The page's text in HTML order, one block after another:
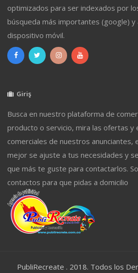
optimizados para ser indexados por
búsqueda más importantes (google) y
dispositivo móvil.
Giriş
Busca en nuestro plataforma de
producto o servicio, mira las ofertas y
comerciales de nuestros anunciantes,
mejor se ajuste a tus necesidades y
que más te guste para contactarlos.
contactos para que pidas a domicilio
PubliRecreate . 2018. Todos los